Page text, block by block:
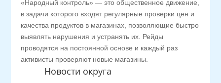
Новости округа
«Народный контроль» — это общественное движение,
в задачи которого входят регулярные проверки цен и
качества продуктов в магазинах, позволяющие быстро
выявлять нарушения и устранять их. Рейды
проводятся на постоянной основе и каждый раз
активисты проверяют новые магазины.